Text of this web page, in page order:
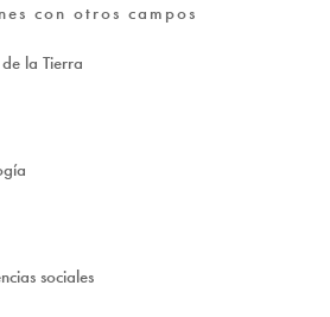
con otros campos
la Tierra
sociales